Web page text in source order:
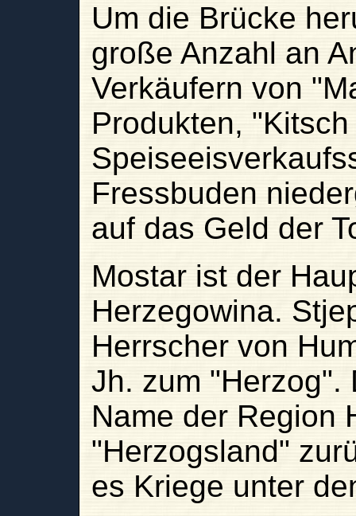
Um die Brücke
große Anzahl an
Verkäufern von
Produkten,
Fressbuden
auf das Geld der
Mostar ist der
Herzegowina.
Herrscher von
Jh. zum "Herzog".
Name der Region
"Herzogsland"
es Kriege unter